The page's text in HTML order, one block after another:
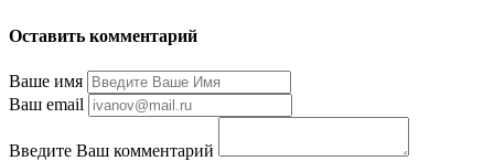
Оставить комментарий
Ваше имя
Ваш email
Введите Ваш комментарий